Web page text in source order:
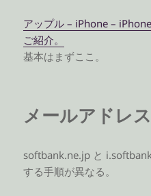
アップル – iPhone –
ご紹介。
基本はまずここ。
メールアドレ
softbank.ne.jp と
する手順が異なる。